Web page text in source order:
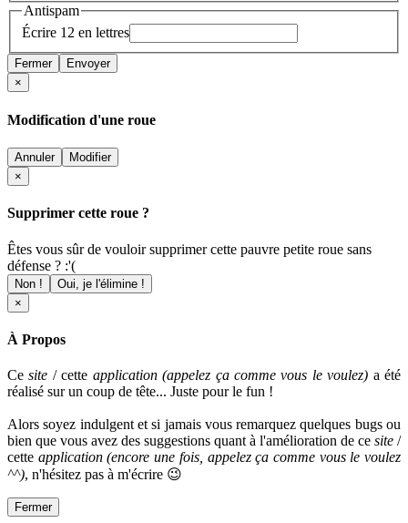
Antispam
Écrire 12 en lettres
Fermer
Envoyer
×
Modification d'une roue
Annuler
Modifier
×
Supprimer cette roue ?
Êtes vous sûr de vouloir supprimer cette pauvre petite roue sans
défense ? :'(
Non !
Oui, je l'élimine !
×
À Propos
Cesite / cette application (appelez ça comme vous le voulez) a été
réalisé sur un coup de tête... Juste pour le fun !
Alors soyez indulgent et si jamais vous remarquez quelques bugs ou
bien que vous avez des suggestions quant à l'amélioration de ce site /
cette application (encore une fois, appelez ça comme vous le voulez
^^), n'hésitez pas à m'écrire 😉
Fermer